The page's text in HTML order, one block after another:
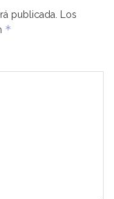
publicada. Los
*